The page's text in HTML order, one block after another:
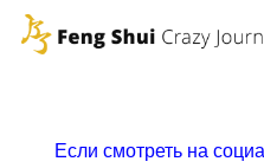
Skip
Если смотреть на